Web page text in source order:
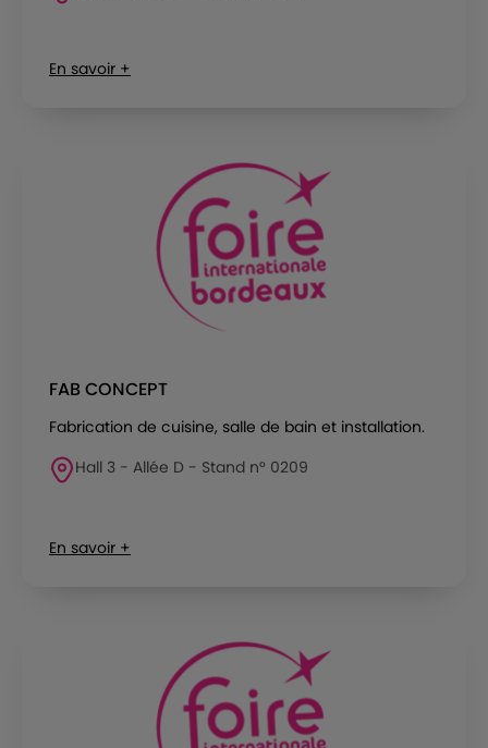
En savoir +
FAB CONCEPT
Fabrication de cuisine, salle de bain et installation.
Hall 3 - Allée D - Stand n° 0209
En savoir +